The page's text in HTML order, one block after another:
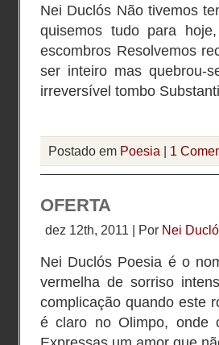
Nei Duclós Não tivemos
quisemos tudo para
escombros Resolvemos
ser inteiro mas quebrou-
irreversível tombo
Postado em Poesia | 1
OFERTA
dez 12th, 2011 | Por Nei
Nei Duclós Poesia é o
vermelha de sorriso
complicação quando este
é claro no Olimpo, onde